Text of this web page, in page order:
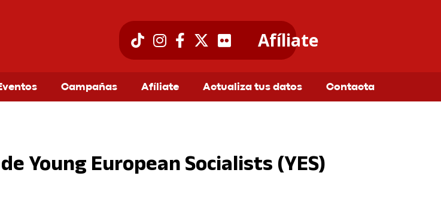
Afíliate
Campañas Afíliate Actualiza tus datos Contacta
Young European Socialists (YES)